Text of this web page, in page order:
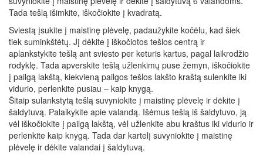
Tada tešlą išimkite, iškočiokite į kvadratą.
Sviestą įsukite į maistinę plėvelę, padaužykite kočėlu, kad šiek
tiek suminkštėtų. Jį dėkite į iškočiotos tešlos centrą ir
aplankstykite tešlą ant sviesto per keturis kartus, pagal laikrodžio
rodyklę. Tada apverskite tešlą užlenkimų puse žemyn, iškočiokite
į pailgą lakštą, kiekvieną pailgos tešlos lakšto kraštą sulenkite iki
vidurio, perlenkite pusiau – kaip knygą.
Šitaip sulankstytą tešlą suvyniokite į maistinę plėvelę ir dėkite į
šaldytuvą. Palaikykite apie valandą. Išėmus tešlą iš šaldytuvo, ją
vėl iškočiokite į pailgą lakštą, vėl užlenkite abu kraštus iki vidurio ir
perlenkite kaip knygą. Tada dar kartelį suvyniokite į maistinę
plėvelę ir dėkite valandai į šaldytuvą.